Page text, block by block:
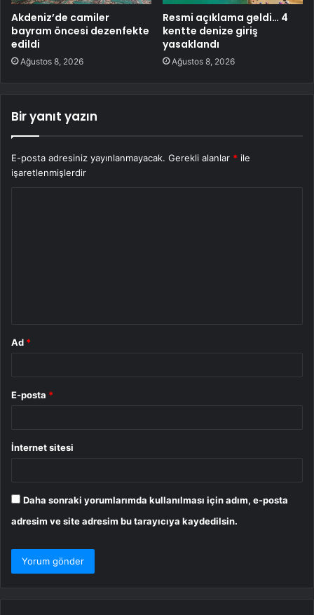
Akdeniz’de camiler
bayram öncesi dezenfekte
edildi
Ağustos 8, 2026
Resmi açıklama geldi… 4
kentte denize giriş
yasaklandı
Ağustos 8, 2026
Bir yanıt yazın
E-posta adresiniz yayınlanmayacak. Gerekli alanlar * ile
işaretlenmişlerdir
Ad *
E-posta *
İnternet sitesi
Daha sonraki yorumlarımda kullanılması için adım, e-posta
adresim ve site adresim bu tarayıcıya kaydedilsin.